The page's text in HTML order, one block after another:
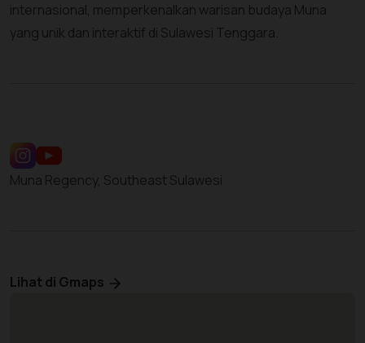
internasional, memperkenalkan warisan budaya Muna
yang unik dan interaktif di Sulawesi Tenggara.
Muna Regency, Southeast Sulawesi
Lihat di Gmaps